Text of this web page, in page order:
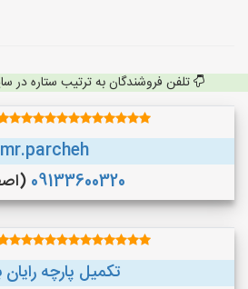
تلفن فروشندگان به ترتیب ستاره در
mr.parcheh
09133600320
تکمیل پارچه